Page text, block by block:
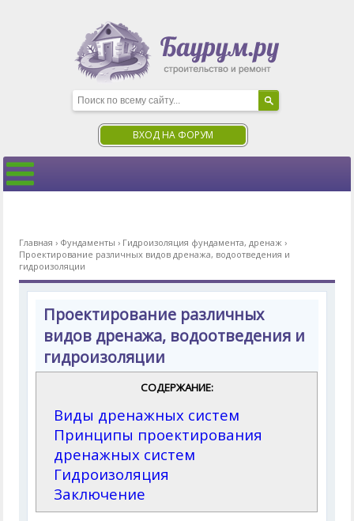
ВХОД НА ФОРУМ
Главная › Фундаменты › Гидроизоляция фундамента, дренаж ›
Проектирование различных видов дренажа, водоотведения и
гидроизоляции
Проектирование различных
видов дренажа, водоотведения и
гидроизоляции
СОДЕРЖАНИЕ:
Виды дренажных систем
Принципы проектирования
дренажных систем
Гидроизоляция
Заключение